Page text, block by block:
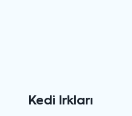
Kedi Irkları